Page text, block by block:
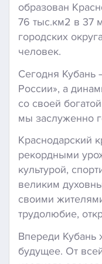
образован
76 тыс.км2 в 37
городских
человек.
Сегодня Кубань
России», а
со своей
мы заслуженно
Краснодарский
рекордными
культурой,
великим
своими
трудолюбие,
Впереди Кубань
будущее. От